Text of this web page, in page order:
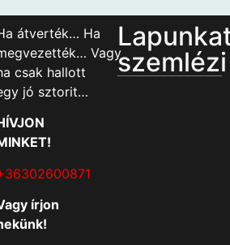
átverték… Ha
Vagy
csak hallott
jó sztorit…
írjon
szemlézi